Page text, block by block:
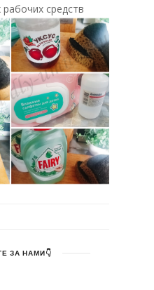
средств
ЗА НАМИ👇